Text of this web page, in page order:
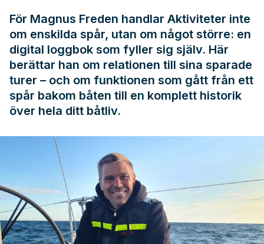
För Magnus Freden handlar Aktiviteter inte
om enskilda spår, utan om något större: en
digital loggbok som fyller sig själv. Här
berättar han om relationen till sina sparade
turer – och om funktionen som gått från ett
spår bakom båten till en komplett historik
över hela ditt båtliv.